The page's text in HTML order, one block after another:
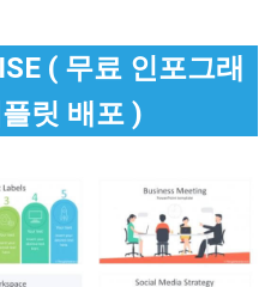
( 무료 인포그래
릿 배포 )